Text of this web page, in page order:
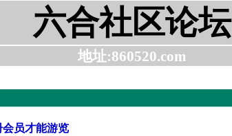
六合社区论坛
地址:860520.com
员才能游览